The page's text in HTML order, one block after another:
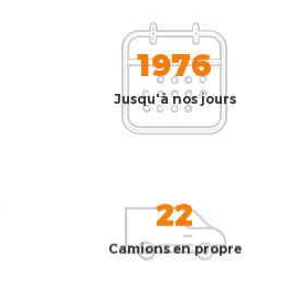
1976
Jusqu'à nos jours
22
Camions en propre